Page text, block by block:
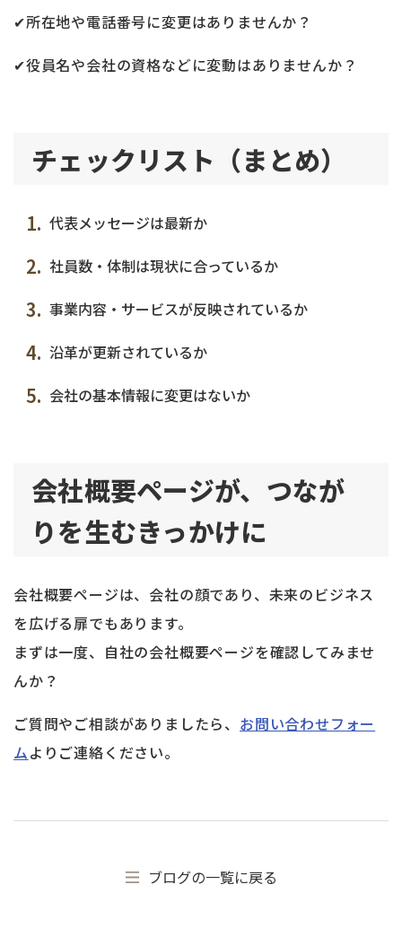
✔所在地や電話番号に変更はありませんか？
✔役員名や会社の資格などに変動はありませんか？
チェックリスト（まとめ）
代表メッセージは最新か
社員数・体制は現状に合っているか
事業内容・サービスが反映されているか
沿革が更新されているか
会社の基本情報に変更はないか
会社概要ページが、つなが
りを生むきっかけに
会社概要ページは、会社の顔であり、未来のビジネス
を広げる扉でもあります。
まずは一度、自社の会社概要ページを確認してみませ
んか？
ご質問やご相談がありましたら、 お問い合わせフォー
ムよりご連絡ください。
ブログの一覧に戻る